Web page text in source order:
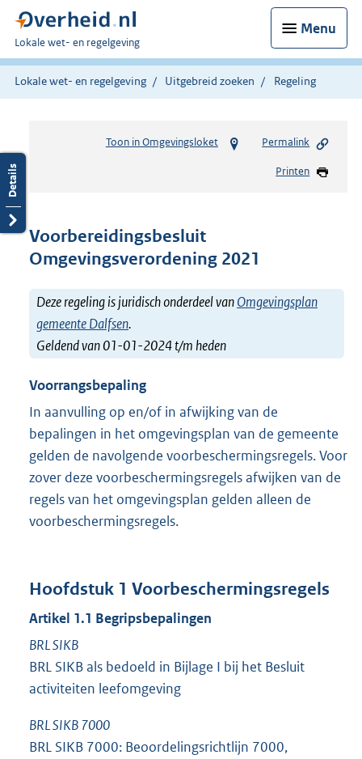
Menu
U
bent
hier:
Lokale wet- en regelgeving
Lokale wet- en regelgeving Uitgebreid zoeken Regeling
Toon in Omgevingsloket Permalink
Printen
Voorbereidingsbesluit
Omgevingsverordening 2021
Deze regeling is juridisch onderdeel vanOmgevingsplan
gemeente Dalfsen.
Geldend van 01-01-2024 t/m heden
Voorrangsbepaling
In aanvulling op en/of in afwijking van de
bepalingen in het omgevingsplan van de gemeente
gelden de navolgende voorbeschermingsregels. Voor
zover deze voorbeschermingsregels afwijken van de
regels van het omgevingsplan gelden alleen de
voorbeschermingsregels.
Hoofdstuk 1 Voorbeschermingsregels
Artikel 1.1 Begripsbepalingen
BRL SIKB
BRL SIKB als bedoeld in Bijlage I bij het Besluit
activiteiten leefomgeving
BRL SIKB 7000
BRL SIKB 7000: Beoordelingsrichtlijn 7000,